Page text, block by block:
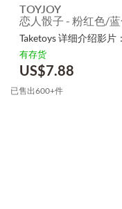
TOYJOY
恋人骰子 - 粉红色/
Taketoys 详细介绍影片：
有存货
US$7.88
已售出600+件